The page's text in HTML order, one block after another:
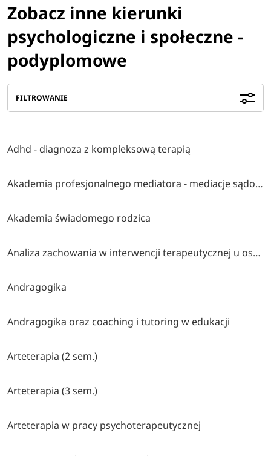
Zobacz inne kierunki
psychologiczne i społeczne -
podyplomowe
FILTROWANIE
Adhd - diagnoza z kompleksową terapią
Akademia profesjonalnego mediatora - mediacje sądowe i pozasądowe
Akademia świadomego rodzica
Analiza zachowania w interwencji terapeutycznej u osób z autyzmem i trudnościami rozwojowymi lub behawioralnymi
Andragogika
Andragogika oraz coaching i tutoring w edukacji
Arteterapia (2 sem.)
Arteterapia (3 sem.)
Arteterapia w pracy psychoterapeutycznej